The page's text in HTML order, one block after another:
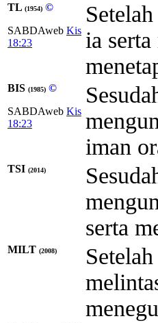
TL (1954) ©
SABDAweb Kis
18:23
ia
BIS (1985) ©
SABDAweb Kis
18:23
iman
TSI (2014)
serta
MILT (2008)